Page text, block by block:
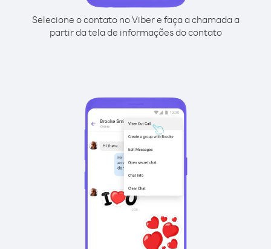
Selecione o contato no Viber e faça a chamada a
partir da tela de informações do contato